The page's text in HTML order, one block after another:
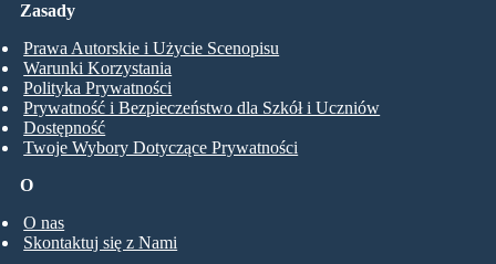
O
O nas
Skontaktuj się z Nami
Zasady
Prawa Autorskie i Użycie Scenopisu
Warunki Korzystania
Polityka Prywatności
Prywatność i Bezpieczeństwo dla Szkół i Uczniów
Dostępność
Twoje Wybory Dotyczące Prywatności